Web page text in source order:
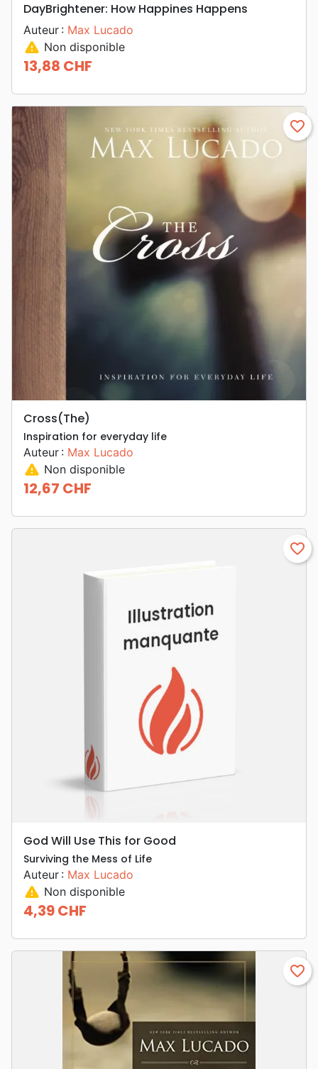
DayBrightener: How Happines Happens
Auteur : Max Lucado
warning Non disponible
Prix
13,88 CHF
favorite_border
Cross(The)
Inspiration for everyday life
Auteur : Max Lucado
warning Non disponible
Prix
12,67 CHF
favorite_border
God Will Use This for Good
Surviving the Mess of Life
Auteur : Max Lucado
warning Non disponible
Prix
4,39 CHF
favorite_border